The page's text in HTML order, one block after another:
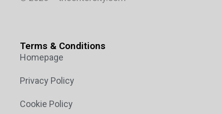
Terms & Conditions
Homepage
Privacy Policy
Cookie Policy